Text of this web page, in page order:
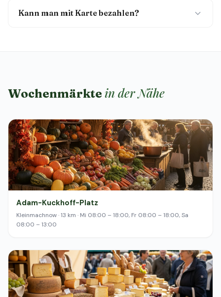
Kann man mit Karte bezahlen?
Wochenmärkte in der Nähe
Adam-Kuckhoff-Platz
Kleinmachnow · 13 km · Mi 08:00 – 18:00, Fr 08:00 – 18:00, Sa
08:00 – 13:00